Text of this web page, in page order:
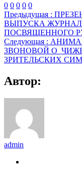
0 0 0 0 0
Предыдущая :
ВЫПУСКА
ПОСВЯЩЕННОГО
Следующая :
ЗВОНОВОЙ
ЗРИТЕЛЬСКИХ
Автор:
admin